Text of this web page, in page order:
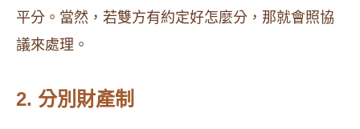
平分。當然，若雙方有約定好怎麼分，那就會照協
議來處理。
2. 分別財產制